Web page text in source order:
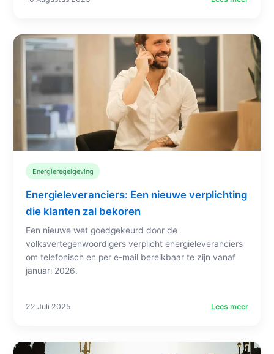
Energieregelgeving
Energieleveranciers: Een nieuwe verplichting
die klanten zal bekoren
Een nieuwe wet goedgekeurd door de
volksvertegenwoordigers verplicht energieleveranciers
om telefonisch en per e-mail bereikbaar te zijn vanaf
januari 2026.
22 Juli 2025 Lees meer